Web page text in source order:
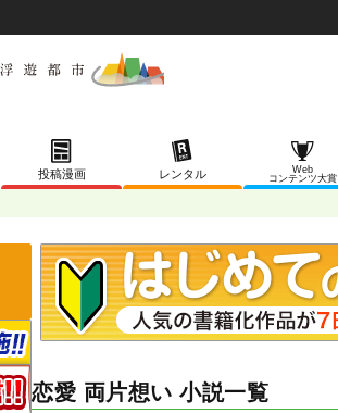
投稿漫画 レンタル
Web
コンテンツ大賞
恋愛 両片想い 小説一覧